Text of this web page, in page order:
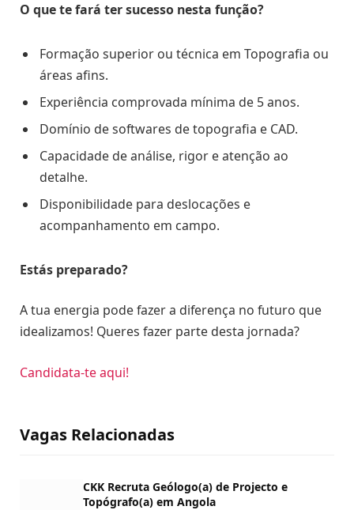
O que te fará ter sucesso nesta função?
Formação superior ou técnica em Topografia ou
áreas afins.
Experiência comprovada mínima de 5 anos.
Domínio de softwares de topografia e CAD.
Capacidade de análise, rigor e atenção ao
detalhe.
Disponibilidade para deslocações e
acompanhamento em campo.
Estás preparado?
A tua energia pode fazer a diferença no futuro que
idealizamos! Queres fazer parte desta jornada?
Candidata-te aqui!
Vagas Relacionadas
CKK Recruta Geólogo(a) de Projecto e
Topógrafo(a) em Angola